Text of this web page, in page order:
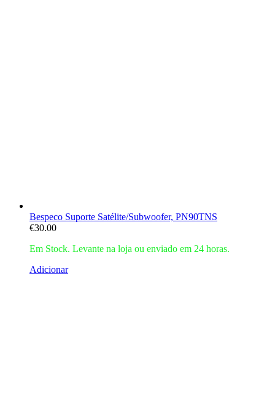
Bespeco Suporte Satélite/Subwoofer, PN90TNS
€30.00
Em Stock. Levante na loja ou enviado em 24 horas.
Adicionar